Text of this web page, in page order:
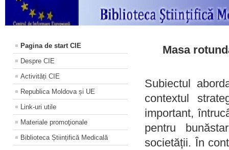
Pagina de start CIE
Despre CIE
Activități CIE
Republica Moldova și UE
Link-uri utile
Materiale promoţionale
Biblioteca Științifică Medicală
Masa
Subiectul
contextul
important,
pentru
societății. În